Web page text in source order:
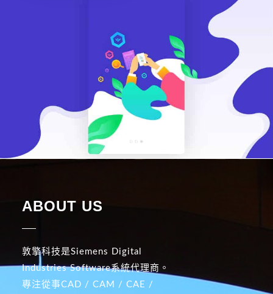
ABOUT US
敦擎科技是Siemens Digital
Industries Software系統代理商。
專注從事CAD / CAM / CAE /